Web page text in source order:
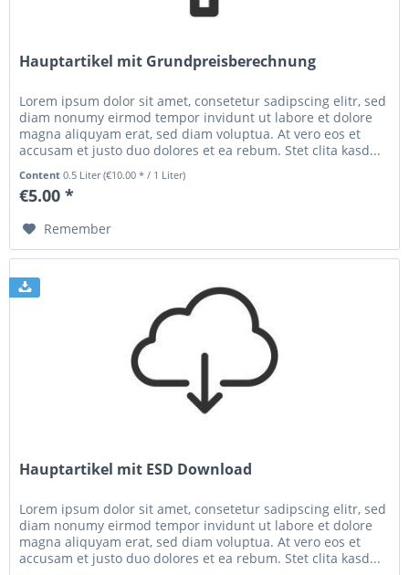
Hauptartikel mit Grundpreisberechnung
Lorem ipsum dolor sit amet, consetetur sadipscing elitr, sed
diam nonumy eirmod tempor invidunt ut labore et dolore
magna aliquyam erat, sed diam voluptua. At vero eos et
accusam et justo duo dolores et ea rebum. Stet clita kasd...
Content0.5 Liter(€10.00 * / 1 Liter)
€5.00 *
Remember
Hauptartikel mit ESD Download
Lorem ipsum dolor sit amet, consetetur sadipscing elitr, sed
diam nonumy eirmod tempor invidunt ut labore et dolore
magna aliquyam erat, sed diam voluptua. At vero eos et
accusam et justo duo dolores et ea rebum. Stet clita kasd...